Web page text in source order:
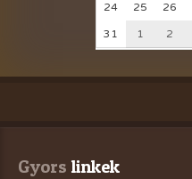
24 25 26
31 1 2
Gyors linkek